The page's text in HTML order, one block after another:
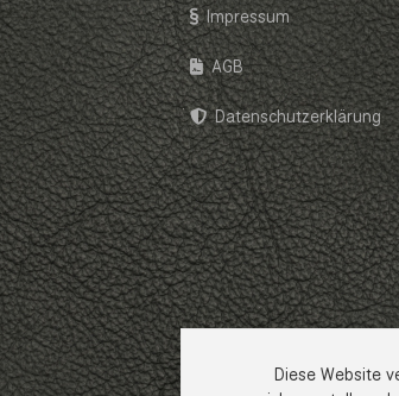
Impressum
AGB
Datenschutzerklärung
Diese Website